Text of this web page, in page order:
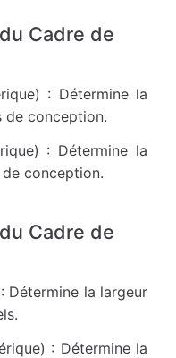
Cadre de
: Détermine la
de conception.
: Détermine la
conception.
Cadre de
Détermine la largeur
: Détermine la